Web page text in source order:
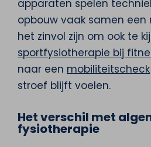
apparaten spelen
opbouw vaak samen een
het zinvol zijn om ook te
sportfysiotherapie bij
naar een mobiliteitscheck
stroef blijft voelen.
Het verschil met
fysiotherapie